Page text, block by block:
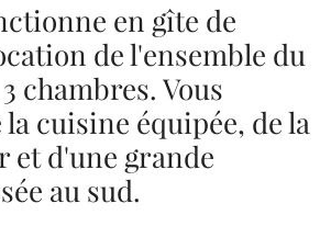
en gîte de
de l'ensemble du
chambres. Vous
cuisine équipée, de la
et d'une grande
au sud.